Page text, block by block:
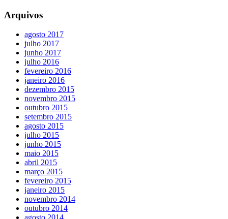
Arquivos
agosto 2017
julho 2017
junho 2017
julho 2016
fevereiro 2016
janeiro 2016
dezembro 2015
novembro 2015
outubro 2015
setembro 2015
agosto 2015
julho 2015
junho 2015
maio 2015
abril 2015
março 2015
fevereiro 2015
janeiro 2015
novembro 2014
outubro 2014